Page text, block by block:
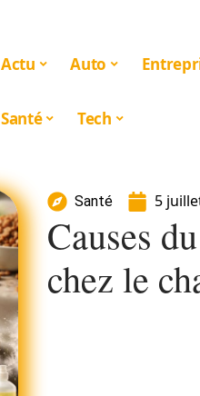
Actu Auto
Santé Tech
Santé 5
Causes
chez le